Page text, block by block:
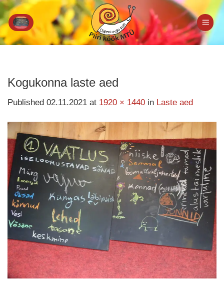
Skip
to
content
Kogukonna laste aed
Published 02.11.2021 at 1920 × 1440 in Laste aed